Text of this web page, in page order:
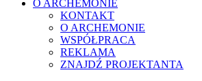
O ARCHEMONIE
KONTAKT
O ARCHEMONIE
WSPÓŁPRACA
REKLAMA
ZNAJDŹ PROJEKTANTA